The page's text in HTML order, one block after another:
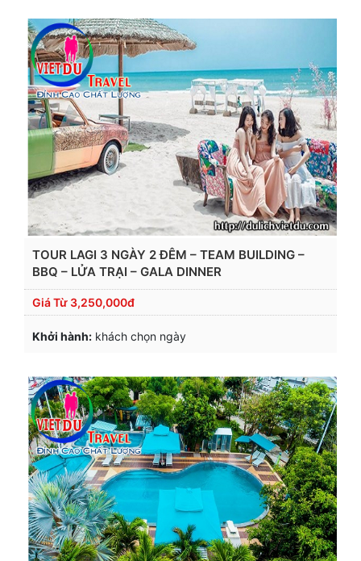
TOUR LAGI 3 NGÀY 2 ĐÊM – TEAM BUILDING –
BBQ – LỬA TRẠI – GALA DINNER
Giá Từ 3,250,000đ
Khởi hành: khách chọn ngày